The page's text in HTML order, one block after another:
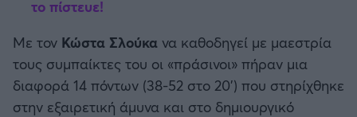
Ηρακλής
Μπαρτσελόνα
Ρεάλ Μαδρίτης
το πίστευε!
Με τον Κώστα Σλούκα να καθοδηγεί με μαεστρία
τους συμπαίκτες του οι «πράσινοι» πήραν μια
διαφορά 14 πόντων (38-52 στο 20’) που στηρίχθηκε
στην εξαιρετική άμυνα και στο δημιουργικό